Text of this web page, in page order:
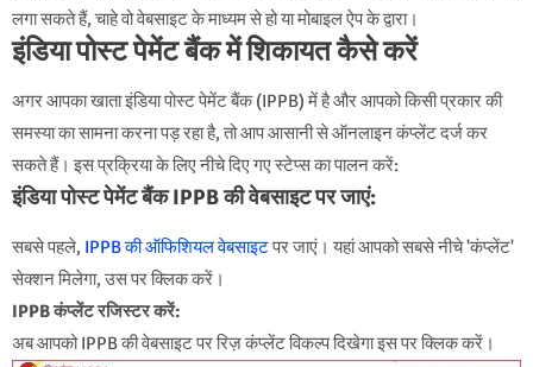
लगा सकते हैं, चाहे वो वेबसाइट के माध्यम से हो या मोबाइल ऐप के द्वारा।
इंडिया पोस्ट पेमेंट बैंक में शिकायत कैसे करें
अगर आपका खाता इंडिया पोस्ट पेमेंट बैंक (IPPB) में है और आपको किसी प्रकार की
समस्या का सामना करना पड़ रहा है, तो आप आसानी से ऑनलाइन कंप्लेंट दर्ज कर
सकते हैं। इस प्रक्रिया के लिए नीचे दिए गए स्टेप्स का पालन करें:
इंडिया पोस्ट पेमेंट बैंक IPPB की वेबसाइट पर जाएं:
सबसे पहले, IPPB की ऑफिशियल वेबसाइटपर जाएं। यहां आपको सबसे नीचे 'कंप्लेंट'
सेक्शन मिलेगा, उस पर क्लिक करें।
IPPB कंप्लेंट रजिस्टर करें:
अब आपको IPPB की वेबसाइट पर रिज़ कंप्लेंट विकल्प दिखेगा इस पर क्लिक करें।